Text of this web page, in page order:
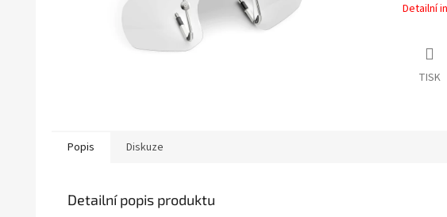
Detailní
TISK
Popis Diskuze
Detailní popis produktu